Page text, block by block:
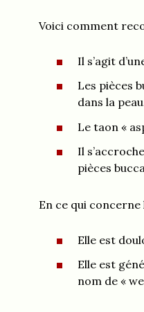
Voici comment
Il s’agit
Les pièces
dans la
Le taon «
Il
pièces
En ce qui
Elle est
Elle est
nom de «